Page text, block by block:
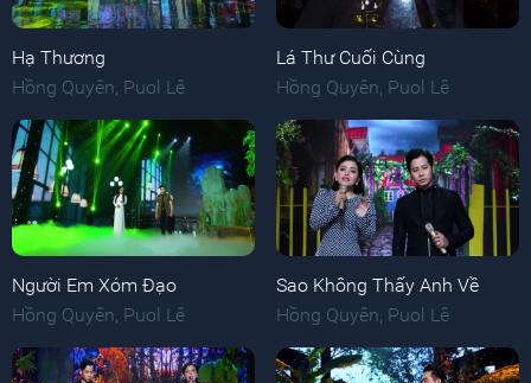
Hạ Thương
Hồng Quyên Puol Lê
Lá Thư Cuối Cùng
Hồng Quyên Puol Lê
Người Em Xóm Đạo
Hồng Quyên, Puol Lê
Sao Không Thấy Anh Về
Hồng Quyên, Puol Lê